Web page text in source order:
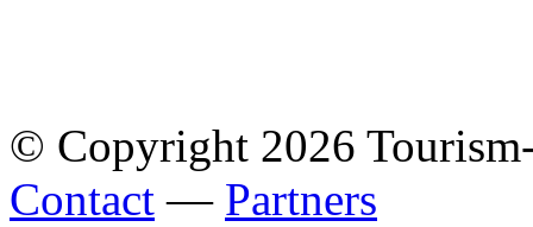
© Copyright 2026
Contact — Partners